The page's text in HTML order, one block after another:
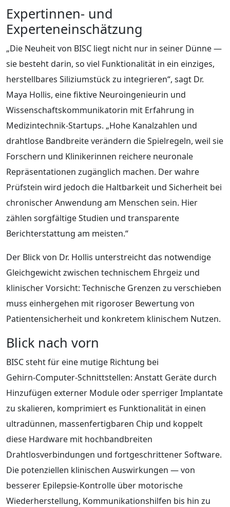
Expertinnen‑ und
Experteneinschätzung
„Die Neuheit von BISC liegt nicht nur in seiner Dünne —
sie besteht darin, so viel Funktionalität in ein einziges,
herstellbares Siliziumstück zu integrieren“, sagt Dr.
Maya Hollis, eine fiktive Neuroingenieurin und
Wissenschaftskommunikatorin mit Erfahrung in
Medizintechnik‑Startups. „Hohe Kanalzahlen und
drahtlose Bandbreite verändern die Spielregeln, weil sie
Forschern und Klinikerinnen reichere neuronale
Repräsentationen zugänglich machen. Der wahre
Prüfstein wird jedoch die Haltbarkeit und Sicherheit bei
chronischer Anwendung am Menschen sein. Hier
zählen sorgfältige Studien und transparente
Berichterstattung am meisten.“
Der Blick von Dr. Hollis unterstreicht das notwendige
Gleichgewicht zwischen technischem Ehrgeiz und
klinischer Vorsicht: Technische Grenzen zu verschieben
muss einhergehen mit rigoroser Bewertung von
Patientensicherheit und konkretem klinischem Nutzen.
Blick nach vorn
BISC steht für eine mutige Richtung bei
Gehirn‑Computer‑Schnittstellen: Anstatt Geräte durch
Hinzufügen externer Module oder sperriger Implantate
zu skalieren, komprimiert es Funktionalität in einen
ultradünnen, massenfertigbaren Chip und koppelt
diese Hardware mit hochbandbreiten
Drahtlosverbindungen und fortgeschrittener Software.
Die potenziellen klinischen Auswirkungen — von
besserer Epilepsie‑Kontrolle über motorische
Wiederherstellung, Kommunikationshilfen bis hin zu